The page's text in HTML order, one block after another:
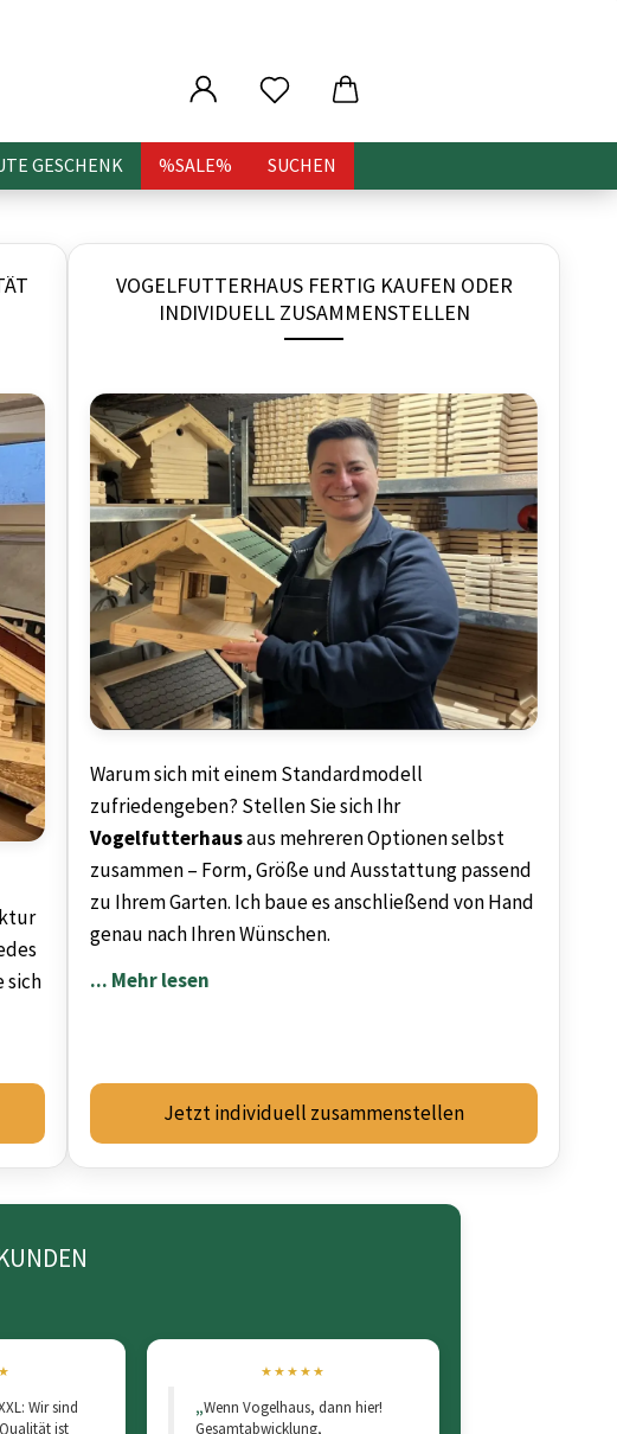
GESCHENK %SALE% SUCHEN
sich
VOGELFUTTERHAUS FERTIG KAUFEN ODER
INDIVIDUELL ZUSAMMENSTELLEN
Warum sich mit einem Standardmodell
zufriedengeben? Stellen Sie sich Ihr
Vogelfutterhausaus mehreren Optionen selbst
zusammen – Form, Größe und Ausstattung passend
zu Ihrem Garten. Ich baue es anschließend von Hand
genau nach Ihren Wünschen.
... Mehr lesen
Jetzt individuell zusammenstellen
Wir sind
ist
★★★★★
5 von 5 Sternen
Wenn Vogelhaus, dann hier!
Gesamtabwicklung,